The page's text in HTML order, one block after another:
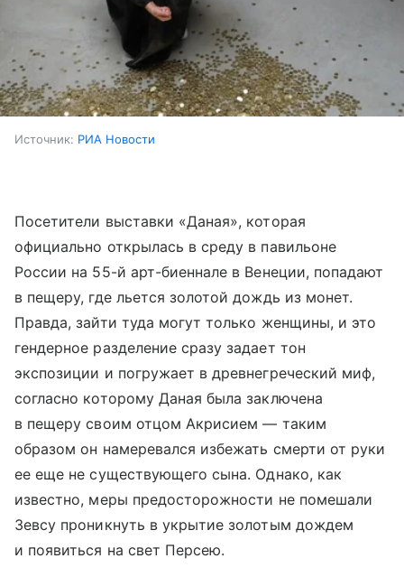
Источник: РИА Новости
Посетители выставки «Даная», которая
официально открылась в среду в павильоне
России на 55-й арт-биеннале в Венеции, попадают
в пещеру, где льется золотой дождь из монет.
Правда, зайти туда могут только женщины, и это
гендерное разделение сразу задает тон
экспозиции и погружает в древнегреческий миф,
согласно которому Даная была заключена
в пещеру своим отцом Акрисием — таким
образом он намеревался избежать смерти от руки
ее еще не существующего сына. Однако, как
известно, меры предосторожности не помешали
Зевсу проникнуть в укрытие золотым дождем
и появиться на свет Персею.